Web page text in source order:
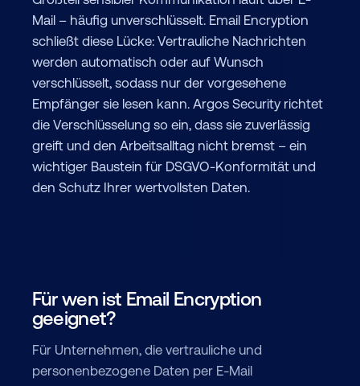
Mail – häufig unverschlüsselt. Email Encryption
schließt diese Lücke: Vertrauliche Nachrichten
werden automatisch oder auf Wunsch
verschlüsselt, sodass nur der vorgesehene
Empfänger sie lesen kann. Argos Security richtet
die Verschlüsselung so ein, dass sie zuverlässig
greift und den Arbeitsalltag nicht bremst – ein
wichtiger Baustein für DSGVO-Konformität und
den Schutz Ihrer wertvollsten Daten.
Für wen ist Email Encryption
geeignet?
Für Unternehmen, die vertrauliche und
personenbezogene Daten per E-Mail